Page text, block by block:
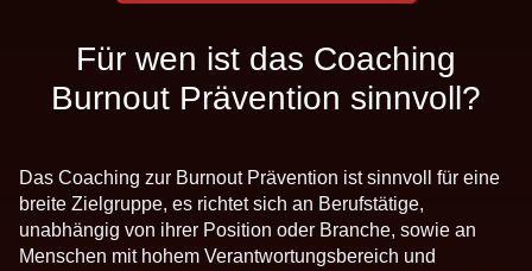
Für wen ist das Coaching
Burnout Prävention sinnvoll?
Das Coaching zur Burnout Prävention ist sinnvoll für eine
breite Zielgruppe, es richtet sich an Berufstätige,
unabhängig von ihrer Position oder Branche, sowie an
Menschen mit hohem Verantwortungsbereich und